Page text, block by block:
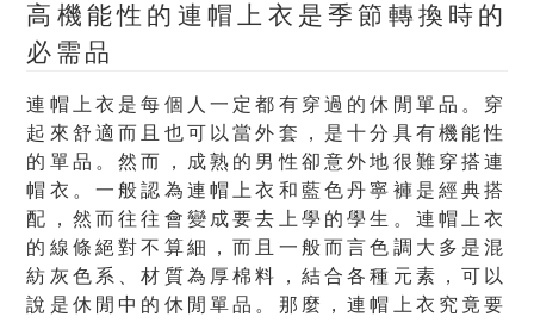
高機能性的 連帽上衣 是季節轉換時的
必需品
連帽上衣是每個人一定都有穿過的休閒單品。穿
起來舒適而且也可以當外套，是十分具有機能性
的單品。然而，成熟的男性卻意外地很難穿搭連
帽衣。一般認為連帽上衣和藍色丹寧褲是經典搭
配，然而往往會變成要去上學的學生。連帽上衣
的線條絕對不算細，而且一般而言色調大多是混
紡灰色系、材質為厚棉料，結合各種元素，可以
說是休閒中的休閒單品。那麼，連帽上衣究竟要